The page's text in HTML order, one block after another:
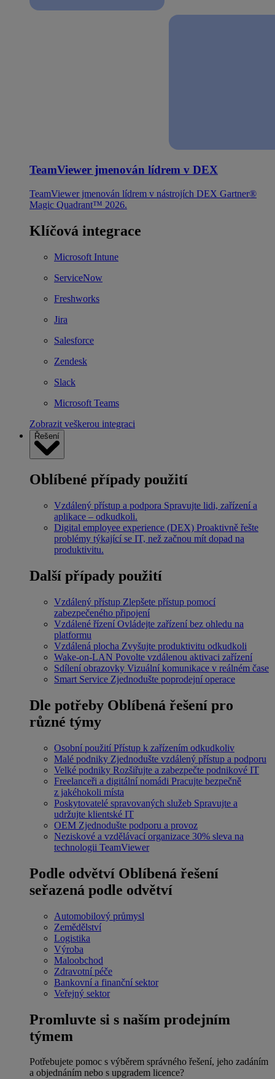
TeamViewer jmenován lídrem v DEX
TeamViewer jmenován lídrem v nástrojích DEX Gartner®
Magic Quadrant™ 2026.
Klíčová integrace
Microsoft Intune
ServiceNow
Freshworks
Jira
Salesforce
Zendesk
Slack
Microsoft Teams
Zobrazit veškerou integraci
Řešení
Oblíbené případy použití
Vzdálený přístup a podpora Spravujte lidi, zařízení a
aplikace – odkudkoli.
Digital employee experience (DEX) Proaktivně řešte
problémy týkající se IT, než začnou mít dopad na
produktivitu.
Další případy použití
Vzdálený přístup Zlepšete přístup pomocí
zabezpečeného připojení
Vzdálené řízení Ovládejte zařízení bez ohledu na
platformu
Vzdálená plocha Zvyšujte produktivitu odkudkoli
Wake-on-LAN Povolte vzdálenou aktivaci zařízení
Sdílení obrazovky Vizuální komunikace v reálném čase
Smart Service Zjednodušte poprodejní operace
Dle potřeby Oblíbená řešení pro
různé týmy
Osobní použití Přístup k zařízením odkudkoliv
Malé podniky Zjednodušte vzdálený přístup a podporu
Velké podniky Rozšiřujte a zabezpečte podnikové IT
Freelanceři a digitální nomádi Pracujte bezpečně
z jakéhokoli místa
Poskytovatelé spravovaných služeb Spravujte a
udržujte klientské IT
OEM Zjednodušte podporu a provoz
Neziskové a vzdělávací organizace 30% sleva na
technologii TeamViewer
Podle odvětví Oblíbená řešení
seřazená podle odvětví
Automobilový průmysl
Zemědělství
Logistika
Výroba
Maloobchod
Zdravotní péče
Bankovní a finanční sektor
Veřejný sektor
Promluvte si s naším prodejním
týmem
Potřebujete pomoc s výběrem správného řešení, jeho zadáním
a objednáním nebo s upgradem licence?